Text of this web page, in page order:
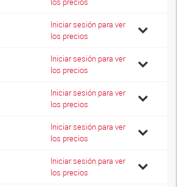
Iniciar sesión para ver
los precios
Iniciar sesión para ver
los precios
Iniciar sesión para ver
los precios
Iniciar sesión para ver
los precios
Iniciar sesión para ver
los precios